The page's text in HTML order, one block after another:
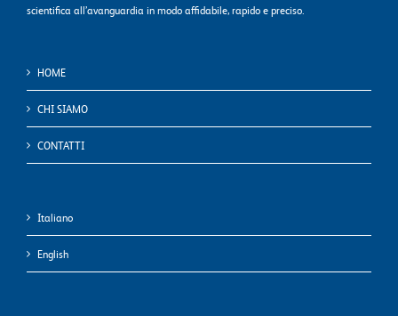
scientifica all’avanguardia in modo affidabile, rapido e preciso.
HOME
CHI SIAMO
CONTATTI
Italiano
English